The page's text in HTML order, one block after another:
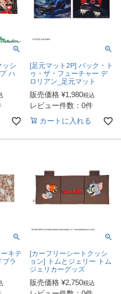
ッシ
ハ
[足元マット2P] バック・ト
ゥ・ザ・フューチャー デ
ロリアン_足元マット
販売価格 ¥1,980税込
レビュー件数：0件
カートに入れる
キテ
ブラ
[カーフリーシートクッシ
ョン] トムとジェリー トム
ジェリカーグッズ
販売価格 ¥2,750税込